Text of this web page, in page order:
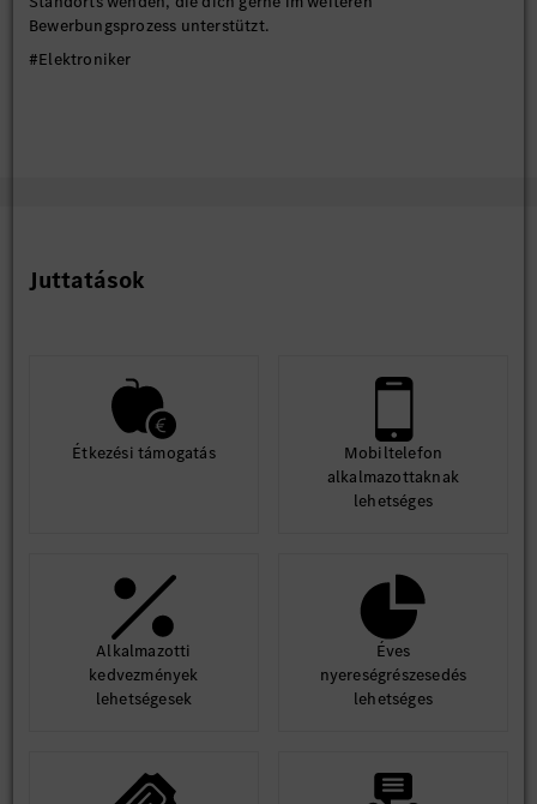
Bewerbungsprozess unterstützt.
#Elektroniker
Juttatások
Étkezési támogatás
Mobiltelefon
alkalmazottaknak
lehetséges
Alkalmazotti
kedvezmények
lehetségesek
Éves
nyereségrészesedés
lehetséges